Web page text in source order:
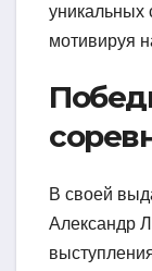
уникальных
мотивируя
В своей
Александр